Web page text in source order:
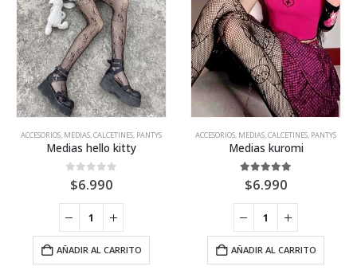
página
de
producto
opciones
se
pueden
elegir
en
la
página
de
producto
página
de
producto
se
en
la
de
ACCESORIOS, MEDIAS, CALCETINES, PANTYS
Medias hello kitty
0out of 5
$6.990
AÑADIR AL CARRITO
ACCESORIOS, MEDIAS, CALCETINES, PANTYS
Medias kuromi
5.00 out of 5
$6.990
AÑADIR AL CARRITO